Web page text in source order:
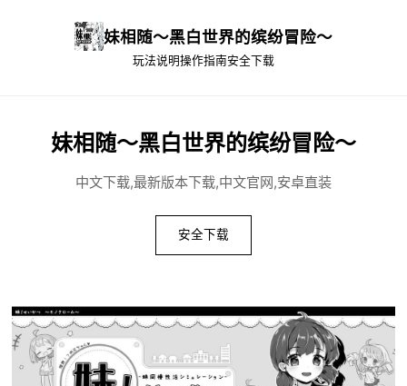
妹相随～黑白世界的缤纷冒险～
玩法说明操作指南安全下载
妹相随～黑白世界的缤纷冒险～
中文下载,最新版本下载,中文官网,安卓直装
安全下载